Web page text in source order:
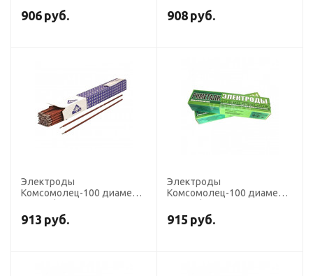
для сварки CU) (пачка 5 кг,
Ротекс)
906 руб.
для сварки CU) (пачка 1 кг,
ЛЭЗ)
908 руб.
Электроды
Комсомолец-100 диаметр
для сварки CU) (пачка 1 кг,
ЛЭЗ)
913 руб.
Электроды
Комсомолец-100 диаметр
для сварки CU) (пачка 5 кг,
Риметалк)
915 руб.